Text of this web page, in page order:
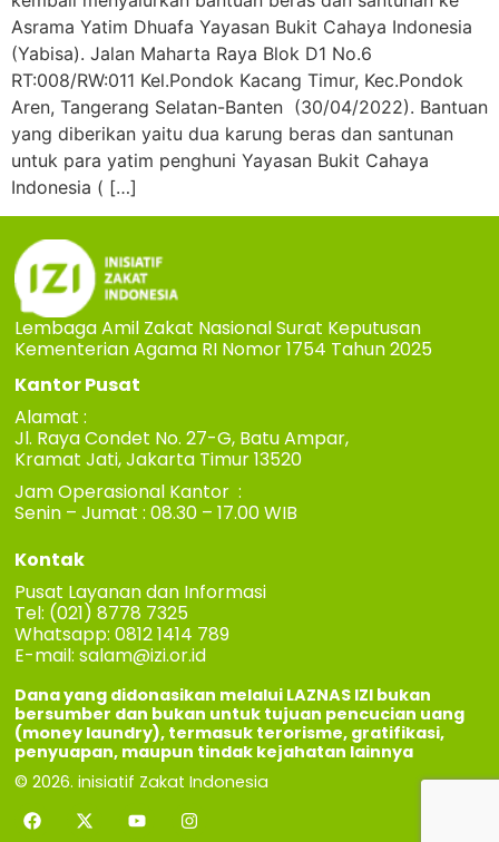
Asrama Yatim Dhuafa Yayasan Bukit Cahaya Indonesia
(Yabisa). Jalan Maharta Raya Blok D1 No.6
RT:008/RW:011 Kel.Pondok Kacang Timur, Kec.Pondok
Aren, Tangerang Selatan-Banten (30/04/2022). Bantuan
yang diberikan yaitu dua karung beras dan santunan
untuk para yatim penghuni Yayasan Bukit Cahaya
Indonesia ( […]
Lembaga Amil Zakat Nasional Surat Keputusan
Kementerian Agama RI Nomor 1754 Tahun 2025
Kantor Pusat
Alamat :
Jl. Raya Condet No. 27-G, Batu Ampar,
Kramat Jati, Jakarta Timur 13520
Jam Operasional Kantor :
Senin – Jumat : 08.30 – 17.00 WIB
Kontak
Pusat Layanan dan Informasi
Tel: (021) 8778 7325
Whatsapp: 0812 1414 789
E-mail:salam@izi.or.id
Dana yang didonasikan melalui LAZNAS IZI bukan
bersumber dan bukan untuk tujuan pencucian uang
(money laundry), termasuk terorisme, gratifikasi,
penyuapan, maupun tindak kejahatan lainnya
© 2026. inisiatif Zakat Indonesia